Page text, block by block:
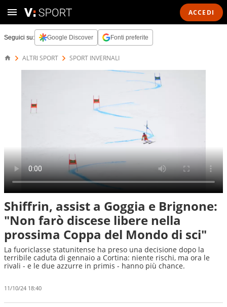
ACCEDI
Seguici su: Google Discover Fonti preferite
ALTRI SPORT SPORT INVERNALI
Shiffrin, assist a Goggia e Brignone:
"Non farò discese libere nella
prossima Coppa del Mondo di sci"
La fuoriclasse statunitense ha preso una decisione dopo la
terribile caduta di gennaio a Cortina: niente rischi, ma ora le
rivali - e le due azzurre in primis - hanno più chance.
11/10/24 18:40